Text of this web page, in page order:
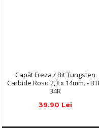
Capăt Freza / Bit Tungsten
Carbide Rosu 2,3 x 14mm. -
34R
39.90 Lei